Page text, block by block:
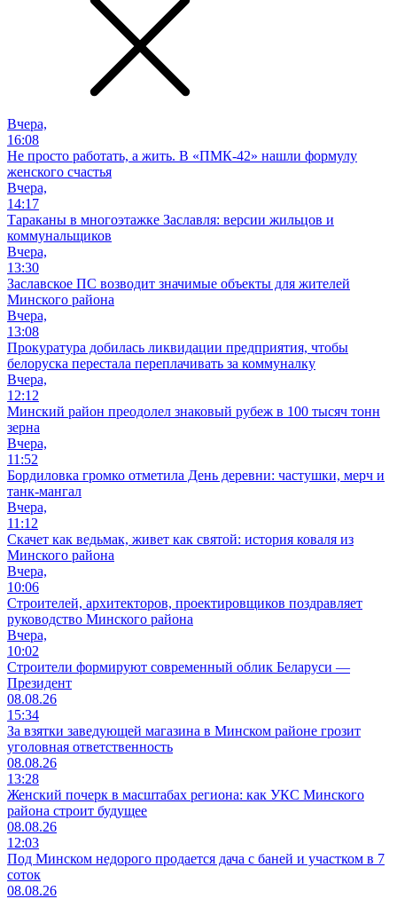
Вчера,
16:08
Не просто работать, а жить. В «ПМК-42» нашли формулу
женского счастья
Вчера,
14:17
Тараканы в многоэтажке Заславля: версии жильцов и
коммунальщиков
Вчера,
13:30
Заславское ПС возводит значимые объекты для жителей
Минского района
Вчера,
13:08
Прокуратура добилась ликвидации предприятия, чтобы
белоруска перестала переплачивать за коммуналку
Вчера,
12:12
Минский район преодолел знаковый рубеж в 100 тысяч тонн
зерна
Вчера,
11:52
Бордиловка громко отметила День деревни: частушки, мерч и
танк-мангал
Вчера,
11:12
Скачет как ведьмак, живет как святой: история коваля из
Минского района
Вчера,
10:06
Cтроителей, архитекторов, проектировщиков поздравляет
руководство Минского района
Вчера,
10:02
Строители формируют современный облик Беларуси —
Президент
08.08.26
15:34
За взятки заведующей магазина в Минском районе грозит
уголовная ответственность
08.08.26
13:28
Женский почерк в масштабах региона: как УКС Минского
района строит будущее
08.08.26
12:03
Под Минском недорого продается дача с баней и участком в 7
соток
08.08.26